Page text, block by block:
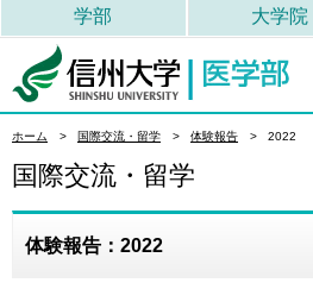
学部 大学院
信州大学医学部
ホーム 国際交流・留学 体験報告 2022
国際交流・留学
体験報告：2022